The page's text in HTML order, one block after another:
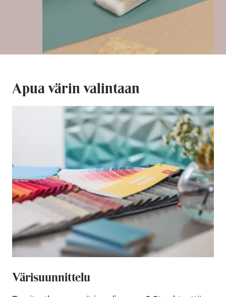
Apua värin valintaan
Värisuunnittelu